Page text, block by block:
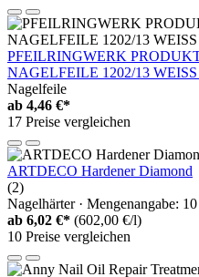
PFEILRINGWERK
NAGELFEILE 1202/13 WEISS
Nagelfeile
ab 4,46 €*
17 Preise vergleichen
ARTDECO Hardener Diamond
(2)
Nagelhärter · Mengenangabe:
ab 6,02 €* (602,00 €/l)
10 Preise vergleichen